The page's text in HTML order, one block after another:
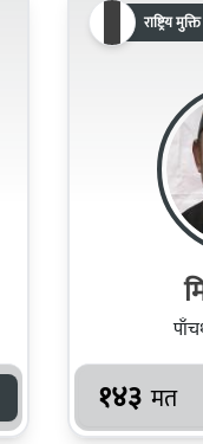
राष्ट्रिय
१४३ मत